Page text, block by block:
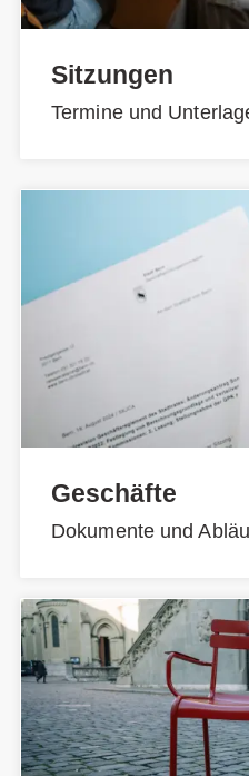
Sitzungen
Termine und
Geschäfte
Dokumente und